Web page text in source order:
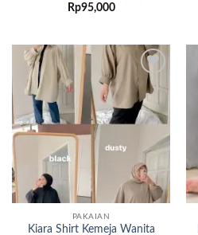
Rp95,000
Add to
wishlist
PAKAIAN
Kiara Shirt Kemeja Wanita